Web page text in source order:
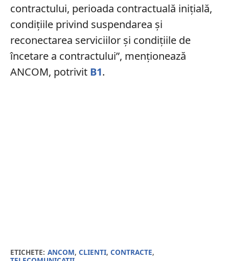
contractului, perioada contractuală iniţială,
condiţiile privind suspendarea şi
reconectarea serviciilor şi condiţiile de
încetare a contractului”, menţionează
ANCOM, potrivit B1.
ETICHETE: ANCOM, CLIENTI, CONTRACTE,